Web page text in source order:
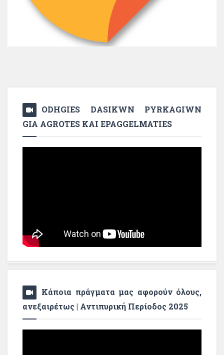
ODHGIES DASIKWN PYRKAGIWN
GIA AGROTES KAI EPAGGELMATIES
Κάποια πράγματα μας αφορούν όλους,
ανεξαιρέτως | Αντιπυρική Περίοδος 2025